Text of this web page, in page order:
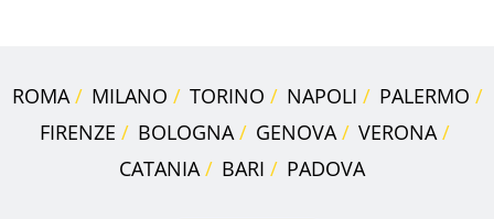
ROMA MILANO TORINO NAPOLI
PALERMO
FIRENZE
BOLOGNA GENOVA
VERONA
CATANIA
BARI PADOVA